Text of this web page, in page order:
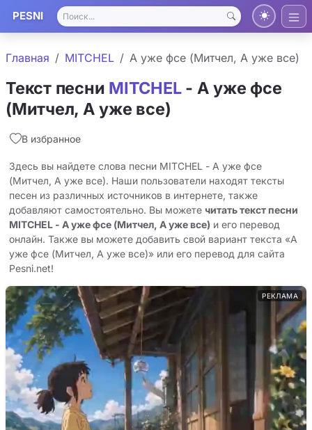
PESNI
Главная MITCHEL А уже фсе (Митчел, А уже все)
Текст песни MITCHEL- А уже фсе
(Митчел, А уже все)
В избранное
Здесь вы найдете слова песни MITCHEL - А уже фсе
(Митчел, А уже все). Наши пользователи находят тексты
песен из различных источников в интернете, также
добавляют самостоятельно. Вы можете читать текст песни
MITCHEL - А уже фсе (Митчел, А уже все) и его перевод
онлайн. Также вы можете добавить свой вариант текста «А
уже фсе (Митчел, А уже все)» или его перевод для сайта
Pesni.net!
РЕКЛАМА